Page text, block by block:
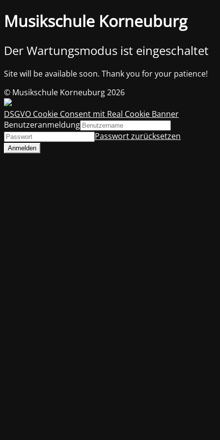
Musikschule Korneuburg
Der Wartungsmodus ist eingeschaltet
Site will be available soon. Thank you for your patience!
© Musikschule Korneuburg 2026
DSGVO Cookie Consent mit Real Cookie Banner
Benutzeranmeldung
Passwort zurücksetzen